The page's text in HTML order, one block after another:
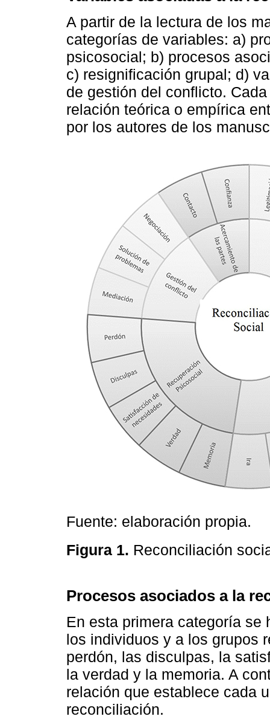
A partir de la lectura de los
categorías de variables: a)
psicosocial; b) procesos
c) resignificación grupal; d)
de gestión del conflicto.
relación teórica o empírica
por los autores de los
Fuente: elaboración propia.
Figura 1. Reconciliación
Procesos asociados a la
En esta primera categoría se
los individuos y a los grupos
perdón, las disculpas, la
la verdad y la memoria. A
relación que establece cada
reconciliación.